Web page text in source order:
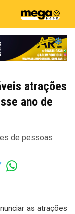
atrações
ano de
de pessoas
as atrações